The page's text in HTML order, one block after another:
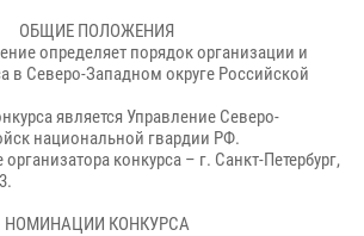
ОБЩИЕ ПОЛОЖЕНИЯ
определяет порядок организации и
в Северо-Западном округе Российской
является Управление Северо-
национальной гвардии РФ.
конкурса – г. Санкт-Петербург,
НОМИНАЦИИ КОНКУРСА